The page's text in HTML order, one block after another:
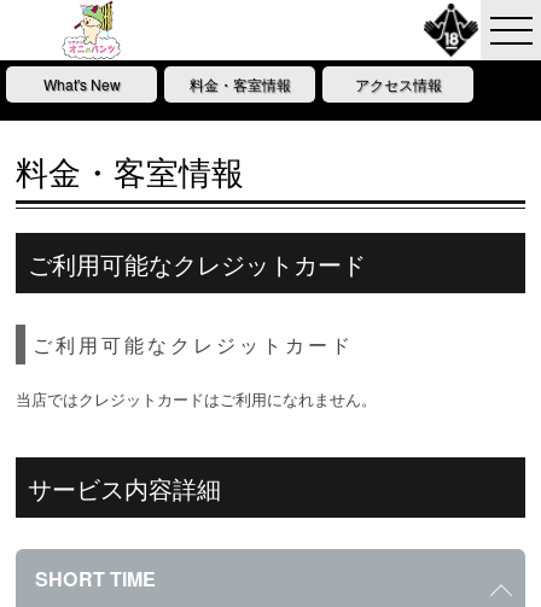
What's New 料金・客室情報 アクセス情報
料金・客室情報
ご利用可能なクレジットカード
ご利用可能なクレジットカード
当店ではクレジットカードはご利用になれません。
サービス内容詳細
SHORT TIME